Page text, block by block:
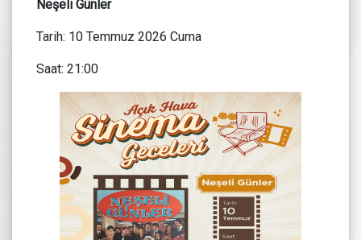
Neşeli Günler
Tarih: 10 Temmuz 2026 Cuma
Saat: 21:00